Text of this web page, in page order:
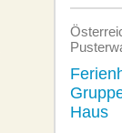
Haus